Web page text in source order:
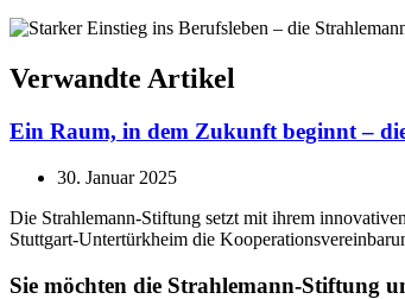
Verwandte Artikel
Ein Raum, in dem Zukunft beginnt –
30. Januar 2025
Die Strahlemann-Stiftung setzt mit ihrem
Stuttgart-Untertürkheim die
Sie möchten die Strahlemann-Stiftung